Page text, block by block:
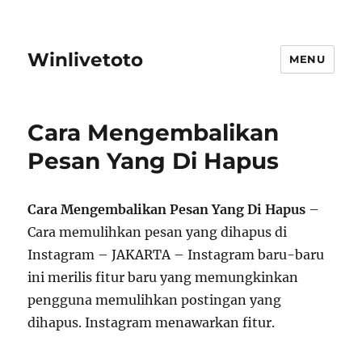
Winlivetoto MENU
Cara Mengembalikan
Pesan Yang Di Hapus
Cara Mengembalikan Pesan Yang Di Hapus –
Cara memulihkan pesan yang dihapus di
Instagram – JAKARTA – Instagram baru-baru
ini merilis fitur baru yang memungkinkan
pengguna memulihkan postingan yang
dihapus. Instagram menawarkan fitur.